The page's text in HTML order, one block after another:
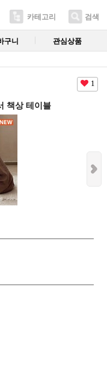
카테고리 검색
구니 관심상품
1
책상 테이블